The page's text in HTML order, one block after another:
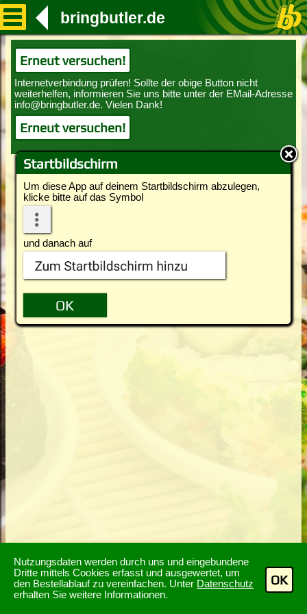
Nutzungsdaten werden durch uns und eingebundene
Dritte mittels Cookies erfasst und ausgewertet, um
den Bestellablauf zu vereinfachen. Unter Datenschutz
erhalten Sie weitere Informationen.
OK
Startbildschirm
Um diese App auf deinem Startbildschirm abzulegen,
klicke bitte auf das Symbol
und danach auf
bringbutler.de
Erneut versuchen!
Erneut versuchen!